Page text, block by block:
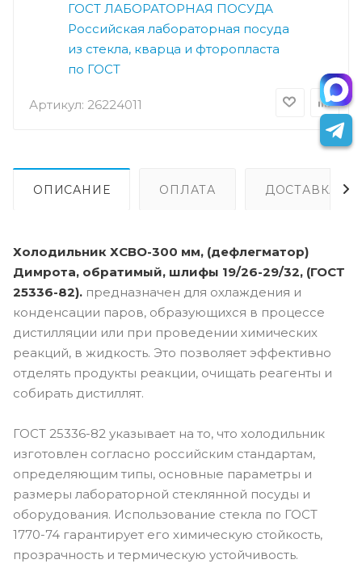
Артикул: 26224011
ГОСТ ЛАБОРАТОРНАЯ ПОСУДА
Российская лабораторная посуда
из стекла, кварца и фторопласта
по ГОСТ
ОПИСАНИЕ ОПЛАТА ДОСТАВКА
Холодильник ХСВО-300 мм, (дефлегматор)
Димрота, обратимый, шлифы 19/26-29/32, (ГОСТ
25336-82). предназначен для охлаждения и
конденсации паров, образующихся в процессе
дистилляции или при проведении химических
реакций, в жидкость. Это позволяет эффективно
отделять продукты реакции, очищать реагенты и
собирать дистиллят.
ГОСТ 25336-82 указывает на то, что холодильник
изготовлен согласно российским стандартам,
определяющим типы, основные параметры и
размеры лабораторной стеклянной посуды и
оборудования. Использование стекла по ГОСТ
1770-74 гарантирует его химическую стойкость,
прозрачность и термическую устойчивость.